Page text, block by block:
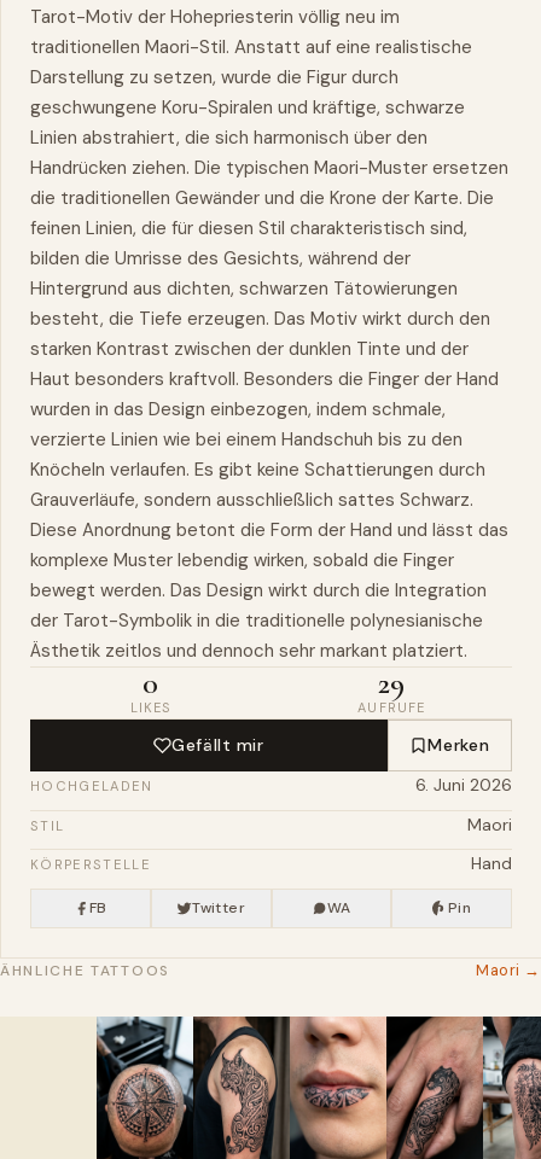
Tarot-Motiv der Hohepriesterin völlig neu im
traditionellen Maori-Stil. Anstatt auf eine realistische
Darstellung zu setzen, wurde die Figur durch
geschwungene Koru-Spiralen und kräftige, schwarze
Linien abstrahiert, die sich harmonisch über den
Handrücken ziehen. Die typischen Maori-Muster ersetzen
die traditionellen Gewänder und die Krone der Karte. Die
feinen Linien, die für diesen Stil charakteristisch sind,
bilden die Umrisse des Gesichts, während der
Hintergrund aus dichten, schwarzen Tätowierungen
besteht, die Tiefe erzeugen. Das Motiv wirkt durch den
starken Kontrast zwischen der dunklen Tinte und der
Haut besonders kraftvoll. Besonders die Finger der Hand
wurden in das Design einbezogen, indem schmale,
verzierte Linien wie bei einem Handschuh bis zu den
Knöcheln verlaufen. Es gibt keine Schattierungen durch
Grauverläufe, sondern ausschließlich sattes Schwarz.
Diese Anordnung betont die Form der Hand und lässt das
komplexe Muster lebendig wirken, sobald die Finger
bewegt werden. Das Design wirkt durch die Integration
der Tarot-Symbolik in die traditionelle polynesianische
Ästhetik zeitlos und dennoch sehr markant platziert.
0
LIKES
29
AUFRUFE
Gefällt mir Merken
HOCHGELADEN 6. Juni 2026
STIL Maori
KÖRPERSTELLE Hand
FB Twitter WA Pin
ÄHNLICHE TATTOOS Maori →